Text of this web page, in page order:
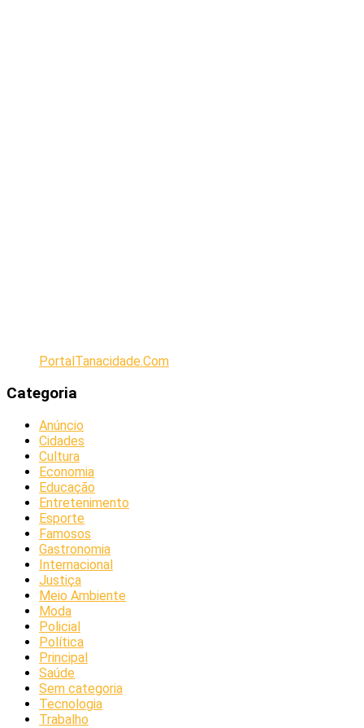
PortalTanacidade.Com
Categoria
Anúncio
Cidades
Cultura
Economia
Educação
Entretenimento
Esporte
Famosos
Gastronomia
Internacional
Justiça
Meio Ambiente
Moda
Policial
Política
Principal
Saúde
Sem categoria
Tecnologia
Trabalho